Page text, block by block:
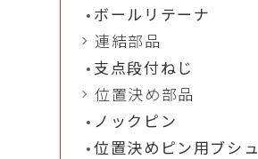
ボールリテーナ
連結部品
支点段付ねじ
位置決め部品
ノックピン
位置決めピン用ブシュ